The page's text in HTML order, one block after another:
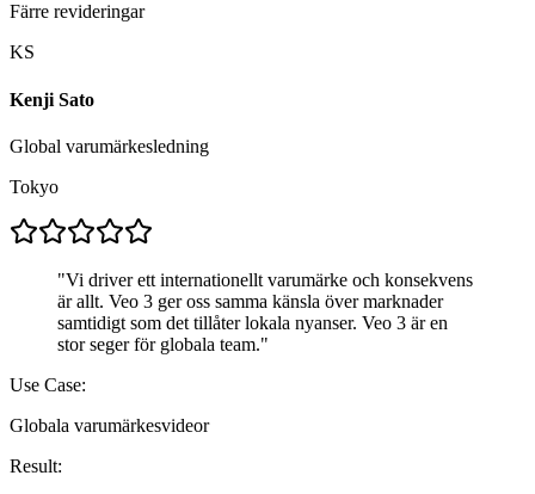
Färre revideringar
KS
Kenji Sato
Global varumärkesledning
Tokyo
"Vi driver ett internationellt varumärke och konsekvens
är allt. Veo 3 ger oss samma känsla över marknader
samtidigt som det tillåter lokala nyanser. Veo 3 är en
stor seger för globala team."
Use Case:
Globala varumärkesvideor
Result: